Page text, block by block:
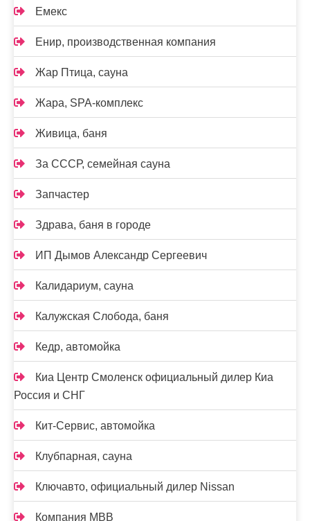
Емекс
Енир, производственная компания
Жар Птица, сауна
Жара, SPA-комплекс
Живица, баня
За СССР, семейная сауна
Запчастер
Здрава, баня в городе
ИП Дымов Александр Сергеевич
Калидариум, сауна
Калужская Слобода, баня
Кедр, автомойка
Киа Центр Смоленск официальный дилер Киа
Россия и СНГ
Кит-Сервис, автомойка
Клубпарная, сауна
Ключавто, официальный дилер Nissan
Компания МВВ